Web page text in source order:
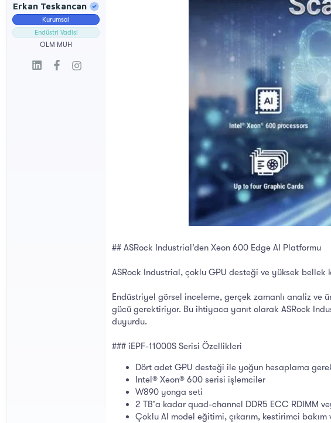
l
t
Erkan Teskancan
Kurumsal
Endüstri Vadisi
OLM MUH
## ASRock Industrial’den Xeon 600 Edge AI Platformu
ASRock Industrial, çoklu GPU desteği ve yüksek
Endüstriyel görsel inceleme, gerçek zamanlı analiz ve
gücü gerektiriyor. Bu ihtiyaca yanıt olarak ASRock
duyurdu.
### iEPF-11000S Serisi Özellikleri
Dört adet GPU desteği ile yoğun hesaplama
Intel® Xeon® 600 serisi işlemciler
W890 yonga seti
2 TB'a kadar quad-channel DDR5 ECC RDIMM
Çoklu AI model eğitimi, çıkarım, kestirimci